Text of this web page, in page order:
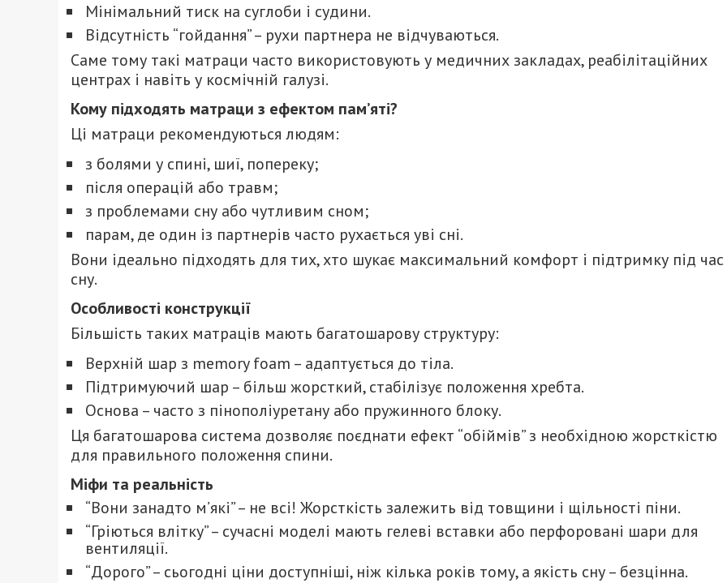
Мінімальний тиск на суглоби і судини.
Відсутність “гойдання” – рухи партнера не відчуваються.
Саме тому такі матраци часто використовують у медичних закладах, реабілітаційних
центрах і навіть у космічній галузі.
Кому підходять матраци з ефектом пам’яті?
Ці матраци рекомендуються людям:
з болями у спині, шиї, попереку;
після операцій або травм;
з проблемами сну або чутливим сном;
парам, де один із партнерів часто рухається уві сні.
Вони ідеально підходять для тих, хто шукає максимальний комфорт і підтримку під час
сну.
Особливості конструкції
Більшість таких матраців мають багатошарову структуру:
Верхній шар з memory foam – адаптується до тіла.
Підтримуючий шар – більш жорсткий, стабілізує положення хребта.
Основа – часто з пінополіуретану або пружинного блоку.
Ця багатошарова система дозволяє поєднати ефект “обіймів” з необхідною жорсткістю
для правильного положення спини.
Міфи та реальність
“Вони занадто м’які” – не всі! Жорсткість залежить від товщини і щільності піни.
“Гріються влітку” – сучасні моделі мають гелеві вставки або перфоровані шари для
вентиляції.
“Дорого” – сьогодні ціни доступніші, ніж кілька років тому, а якість сну – безцінна.